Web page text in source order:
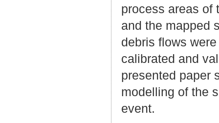
process areas of
and the mapped
debris flows
calibrated and
presented paper
modelling of the
event.